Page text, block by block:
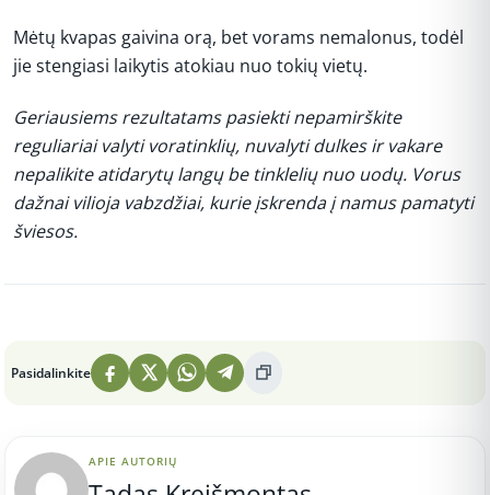
Mėtų kvapas gaivina orą, bet vorams nemalonus, todėl
jie stengiasi laikytis atokiau nuo tokių vietų.
Geriausiems rezultatams pasiekti nepamirškite
reguliariai valyti voratinklių, nuvalyti dulkes ir vakare
nepalikite atidarytų langų be tinklelių nuo uodų. Vorus
dažnai vilioja vabzdžiai, kurie įskrenda į namus pamatyti
šviesos.
Pasidalinkite
APIE AUTORIŲ